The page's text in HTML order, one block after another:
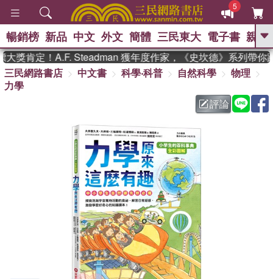
5
GO
熱搜： 東野圭吾 、 高希均教授回憶錄
暑期推薦 、 國際布克
方念華 、 台灣的李
登輝時代 、 數學女孩：黎曼猜想
偉大的迷走神經
暢銷榜 新品 中文 外文 簡體 三民東大 電子書 親子
獎肯定！A.F. Steadman 獲年度作家，《史坎德》系列帶你踏
三民網路書店
中文書 科學‧科普 自然科學
物理
力學
評論